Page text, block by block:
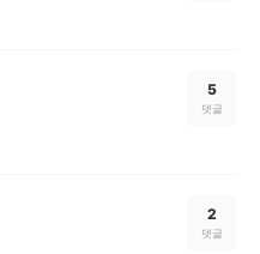
5
댓글
2
댓글